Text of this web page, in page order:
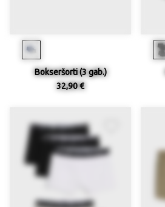
Bokseršorti (3 gab.)
32,90 €